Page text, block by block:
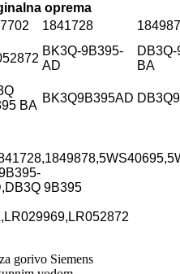
oprema
1841728
BK3Q-9B395-
AD
BA
BA
BK3Q9B395AD
,1849878,5WS40695,
,DB3Q 9B395
, LR029969, LR052872